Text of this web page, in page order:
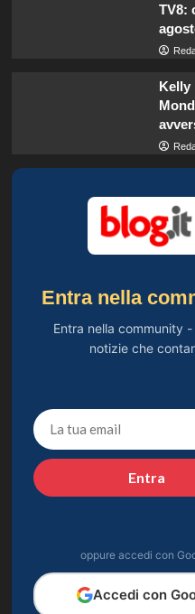
TV8:
Kelly
Entra nella
Entra nella community
notizie che
Entra
oppure accedi con
Accedi con